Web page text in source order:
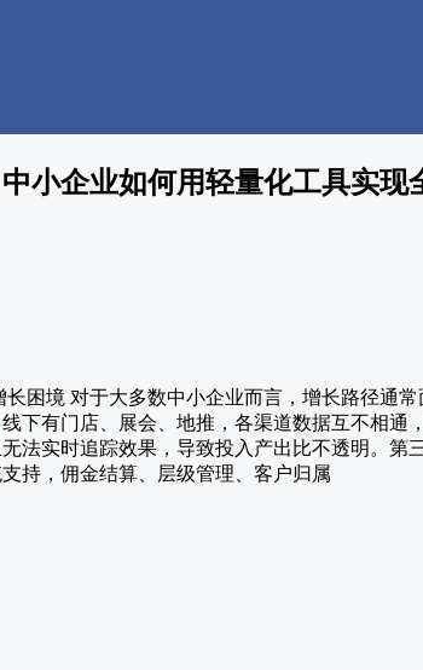
小企业如何用轻量化工具实现
长困境 对于大多数中小企业而言，增长路径通
下有门店、展会、地推，各渠道数据互不相通
法实时追踪效果，导致投入产出比不透明。第
持，佣金结算、层级管理、客户归属